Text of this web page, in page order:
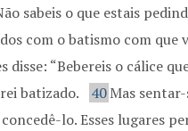
sabeis o que estais
com o batismo com que
disse: “Bebereis o cálice
batizado.
40Mas
lo. Esses lugares